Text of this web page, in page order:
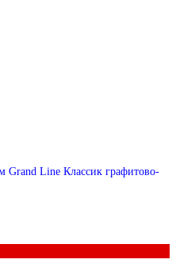
Grand Line Классик графитово-